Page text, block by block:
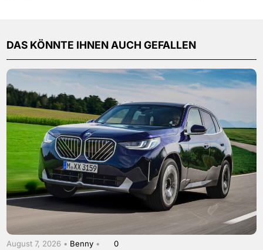
DAS KÖNNTE IHNEN AUCH GEFALLEN
August 7, 2026 • Benny • 0